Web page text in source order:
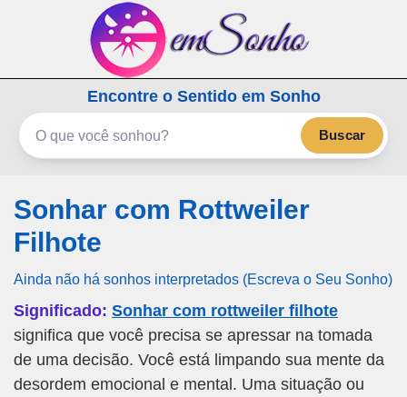
emSonho.com
Os sonhos significam mais
Encontre o Sentido em Sonho
Buscar
Sonhar com Rottweiler
Filhote
Ainda não há sonhos interpretados (Escreva o Seu Sonho)
Significado: Sonhar com rottweiler filhote
significa que você precisa se apressar na tomada
de uma decisão. Você está limpando sua mente da
desordem emocional e mental. Uma situação ou